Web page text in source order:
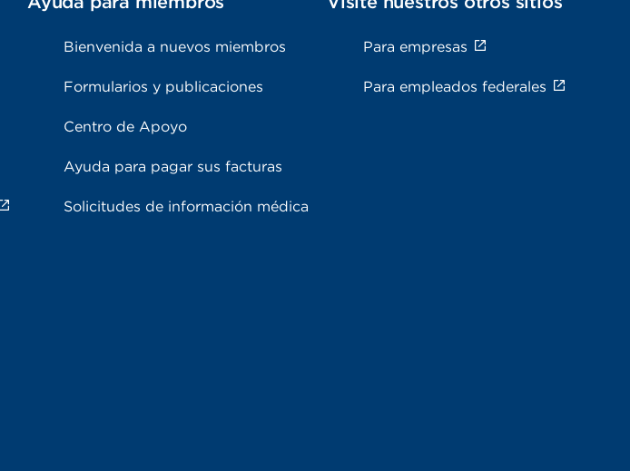
Bienvenida a nuevos miembros
Formularios y publicaciones
Centro de Apoyo
Ayuda para pagar sus facturas
Solicitudes de información médica
Para empresas
Para empleados federales